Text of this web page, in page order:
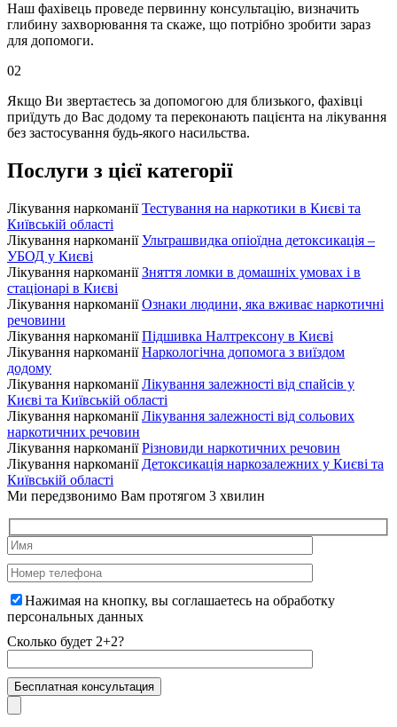
Наш фахівець проведе первинну консультацію, визначить
глибину захворювання та скаже, що потрібно зробити зараз
для допомоги.
02
Якщо Ви звертаєтесь за допомогою для близького, фахівці
приїдуть до Вас додому та переконають пацієнта на лікування
без застосування будь-якого насильства.
Послуги з цієї категорії
Лікування наркоманії Тестування на наркотики в Києві та
Київській області
Лікування наркоманії Ультрашвидка опіоїдна детоксикація –
УБОД у Києві
Лікування наркоманії Зняття ломки в домашніх умовах і в
стаціонарі в Києві
Лікування наркоманії Ознаки людини, яка вживає наркотичні
речовини
Лікування наркоманії Підшивка Налтрексону в Києві
Лікування наркоманії Наркологічна допомога з виїздом
додому
Лікування наркоманії Лікування залежності від спайсів у
Києві та Київській області
Лікування наркоманії Лікування залежності від сольових
наркотичних речовин
Лікування наркоманії Різновиди наркотичних речовин
Лікування наркоманії Детоксикація наркозалежних у Києві та
Київській області
Ми передзвонимо Вам протягом 3 хвилин
Нажимая на кнопку, вы соглашаетесь на обработку
персональных данных
Сколько будет 2+2?